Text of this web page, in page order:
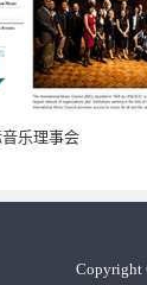
音乐理事会
Copyright